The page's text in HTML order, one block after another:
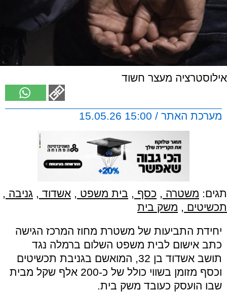
אילוסטרציה מעצר חשוד
מערכת האתר / 15:00 15.05.26
תגים: משטרה , כסף , בית משפט , אשדוד , גניבה ,
תכשיטים , משק בית
יחידת התביעות של משטרת מחוז המרכז הגישה
כתב אישום לבית משפט השלום ברמלה נגד
תושב אשדוד בן 32, המואשם בגניבת תכשיטים
וכסף מזומן בשווי כולל של כ-200 אלף שקל מבית
שבו הועסק כעובד משק בית.